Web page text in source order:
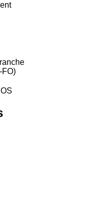
FO)